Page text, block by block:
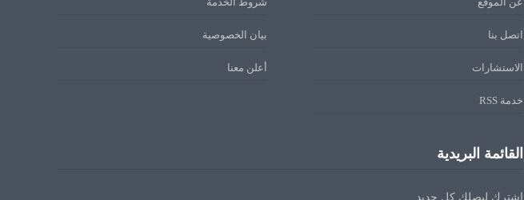
اتصل بنا بيان الخصوصية
الاستشارات أعلن معنا
خدمة RSS
القائمة البريدية
اشترك ليصلك كل جديد.